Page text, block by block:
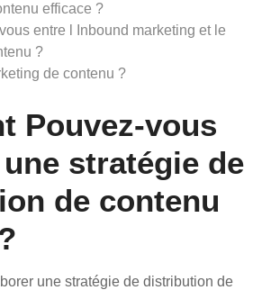
efficace ?
entre l Inbound marketing et le
?
de contenu ?
Pouvez-vous
stratégie de
de contenu
une stratégie de distribution de